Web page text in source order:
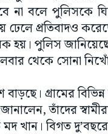
না বলে পুলিসকে
প্রতিবাদও
হয়। পুলিস
থেকে সোনা
গ্রামের
তাঁদের
খান। বিগত